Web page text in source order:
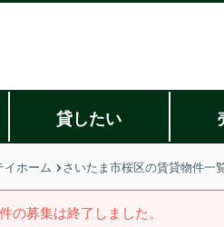
貸したい
イホーム さいたま市桜区の賃貸物件一
の募集は終了しました。